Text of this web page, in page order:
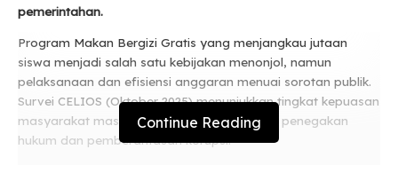
pemerintahan.
Program Makan Bergizi Gratis yang menjangkau jutaan
siswa menjadi salah satu kebijakan menonjol, namun
pelaksanaan dan efisiensi anggaran menuai sorotan publik.
Survei CELIOS (Oktober 2025) menunjukkan tingkat kepuasan
masyarakat masih rendah, terutama dalam penegakan
hukum dan pemberantasan korupsi.
Continue Reading